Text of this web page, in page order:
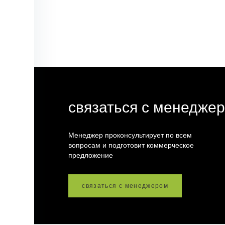
связаться с
Менеджер проконсультирует по всем
вопросам и подготовит коммерческое
предложение
связаться с менеджером